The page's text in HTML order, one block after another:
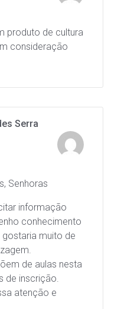
produto de cultura
consideração
Serra
Senhoras
informação
conhecimento
gostaria muito de
de aulas nesta
de inscrição.
atenção e